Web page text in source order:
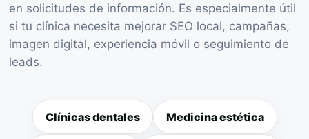
en solicitudes de información. Es especialmente útil
si tu clínica necesita mejorar SEO local, campañas,
imagen digital, experiencia móvil o seguimiento de
leads.
Clínicas dentales Medicina estética